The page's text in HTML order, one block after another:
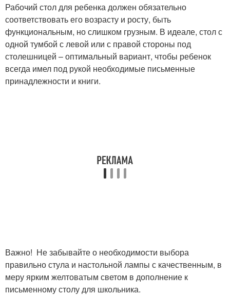
Рабочий стол для ребенка должен обязательно
соответствовать его возрасту и росту, быть
функциональным, но слишком грузным. В идеале, стол с
одной тумбой с левой или с правой стороны под
столешницей – оптимальный вариант, чтобы ребенок
всегда имел под рукой необходимые письменные
принадлежности и книги.
Важно! Не забывайте о необходимости выбора
правильно стула и настольной лампы с качественным, в
меру ярким желтоватым светом в дополнение к
письменному столу для школьника.